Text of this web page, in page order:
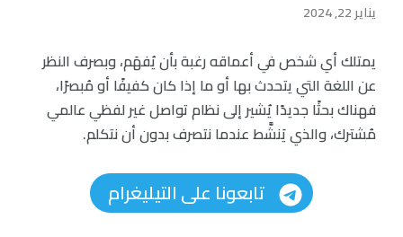
يناير 22, 2024
يمتلك أي شخص في أعماقه رغبة بأن يُفهَم، وبصرف النظر
عن اللغة التي يتحدث بها أو ما إذا كان كفيفًا أو مُبصرًا،
فهناك بحثًا جديدًا يُشير إلى نظام تواصل غير لفظي عالمي
مُشترك، والذي يَنشَّط عندما نتصرف بدون أن نتكلم.
تابعونا على التيليغرام